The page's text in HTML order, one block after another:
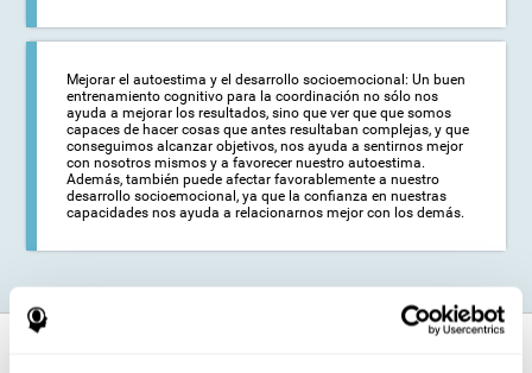
Mejorar el autoestima y el desarrollo socioemocional: Un buen
entrenamiento cognitivo para la coordinación no sólo nos
ayuda a mejorar los resultados, sino que ver que que somos
capaces de hacer cosas que antes resultaban complejas, y que
conseguimos alcanzar objetivos, nos ayuda a sentirnos mejor
con nosotros mismos y a favorecer nuestro autoestima.
Además, también puede afectar favorablemente a nuestro
desarrollo socioemocional, ya que la confianza en nuestras
capacidades nos ayuda a relacionarnos mejor con los demás.